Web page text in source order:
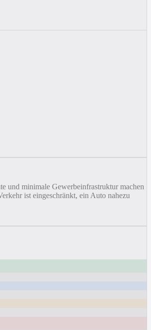
und minimale Gewerbeinfrastruktur machen
ist eingeschränkt, ein Auto nahezu